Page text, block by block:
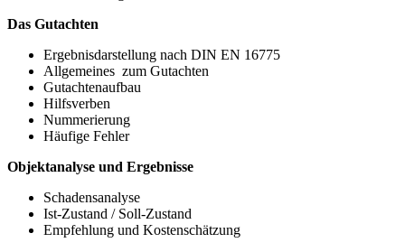
Das Gutachten
Ergebnisdarstellung nach DIN EN 16775
Allgemeines zum Gutachten
Gutachtenaufbau
Hilfsverben
Nummerierung
Häufige Fehler
Objektanalyse und Ergebnisse
Schadensanalyse
Ist-Zustand / Soll-Zustand
Empfehlung und Kostenschätzung